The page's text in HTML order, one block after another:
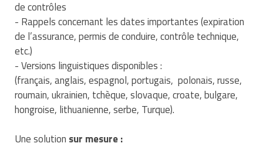
Tuyau renforcé
Ventilateurs et aération d'atelier
Loisirs
Matériel de fitness
Matériel de musculation
Vêtement sportif
Réfrigérateur professionnel
Restauration foraine
Robinetterie professionnelle
Rôtisserie professionnelle
de contrôles
- Rappels concernant les dates importantes (expiration
de l’assurance, permis de conduire, contrôle technique,
etc.)
- Versions linguistiques disponibles :
(français, anglais, espagnol, portugais, polonais, russe,
roumain, ukrainien, tchèque, slovaque, croate, bulgare,
hongroise, lithuanienne, serbe, Turque).
Une solution sur mesure :